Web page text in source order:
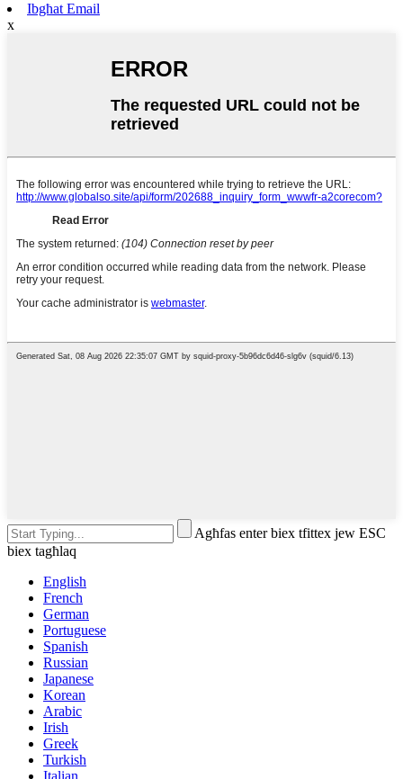
Ibgħat Email
x
Agħfas enter biex tfittex jew ESC
biex tagħlaq
English
French
German
Portuguese
Spanish
Russian
Japanese
Korean
Arabic
Irish
Greek
Turkish
Italian